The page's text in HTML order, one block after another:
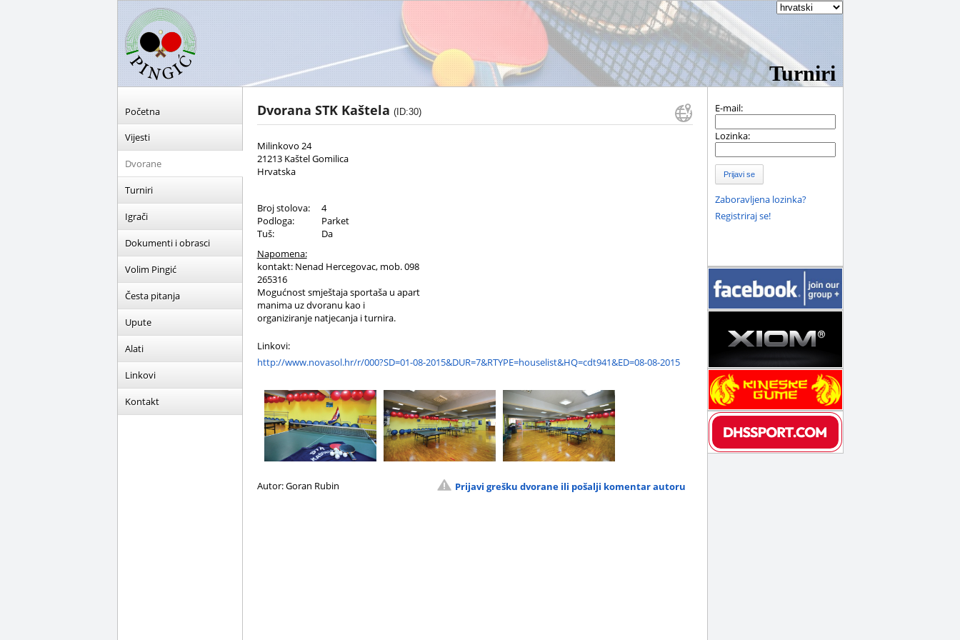
Turniri
Početna
Vijesti
Dvorane
Turniri
Igrači
Dokumenti i obrasci
Volim Pingić
Česta pitanja
Upute
Alati
Linkovi
Kontakt
Dvorana STK Kaštela (ID:30)
Milinkovo 24
21213 Kaštel Gomilica
Hrvatska
Broj stolova:
4
Podloga:
Parket
Tuš:
Da
Napomena:
kontakt: Nenad Hercegovac, mob. 098
265316
Mogućnost smještaja sportaša u apart
manima uz dvoranu kao i
organiziranje natjecanja i turnira.
Linkovi:
http://www.novasol.hr/r/000?SD=01-08-2015&DUR=7&RTYPE=houselist&HQ=cdt941&ED=08-08-2015
Autor: Goran Rubin Prijavi grešku dvorane ili pošalji komentar autoru
E-mail:
Lozinka:
Prijavi se
Zaboravljena lozinka?
Registriraj se!